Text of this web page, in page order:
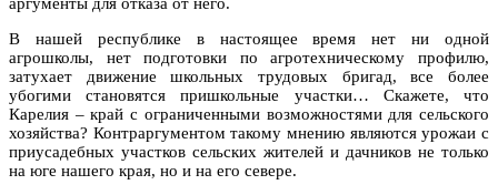
В нашей республике в настоящее время нет ни одной
агрошколы, нет подготовки по агротехническому профилю,
затухает движение школьных трудовых бригад, все более
убогими становятся пришкольные участки… Скажете, что
Карелия – край с ограниченными возможностями для сельского
хозяйства? Контраргументом такому мнению являются урожаи с
приусадебных участков сельских жителей и дачников не только
на юге нашего края, но и на его севере.